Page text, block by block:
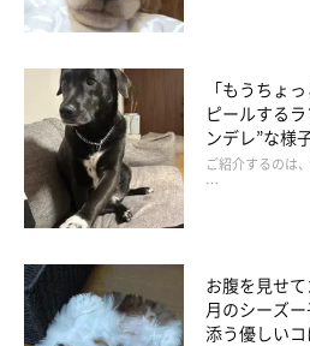
取材時、むたくんは1才9カ月になり
ともに存在感も増したように感じる
「もうちょ
ピールする
ンデレ”な様
ご紹介するのは
…
お腹を見せ
月のシーズ
添う優しい